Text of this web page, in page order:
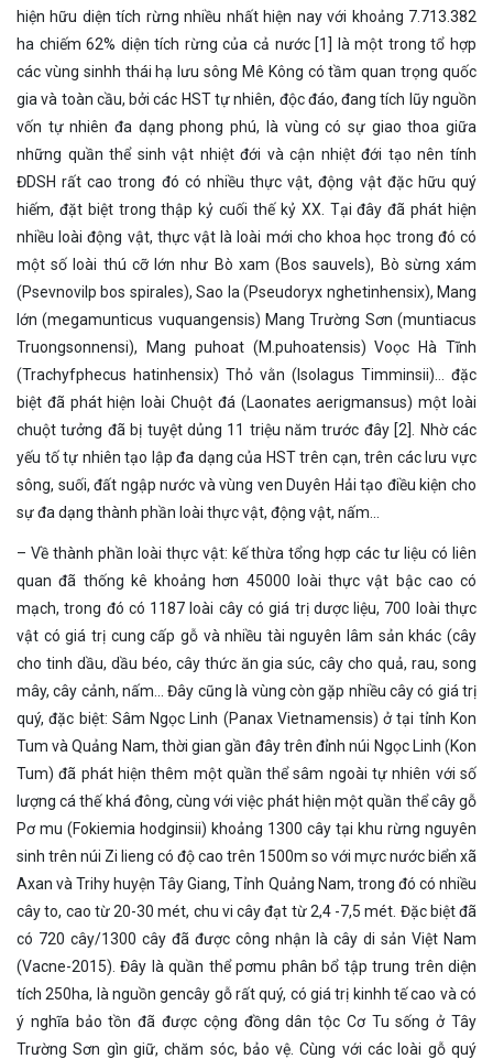
hiện hữu diện tích rừng nhiều nhất hiện nay với khoảng 7.713.382
ha chiếm 62% diện tích rừng của cả nước [1] là một trong tổ hợp
các vùng sinhh thái hạ lưu sông Mê Kông có tầm quan trọng quốc
gia và toàn cầu, bởi các HST tự nhiên, độc đáo, đang tích lũy nguồn
vốn tự nhiên đa dạng phong phú, là vùng có sự giao thoa giữa
những quần thể sinh vật nhiệt đới và cận nhiệt đới tạo nên tính
ĐDSH rất cao trong đó có nhiều thực vật, động vật đặc hữu quý
hiếm, đặt biệt trong thập kỷ cuối thế kỷ XX. Tại đây đã phát hiện
nhiều loài động vật, thực vật là loài mới cho khoa học trong đó có
một số loài thú cỡ lớn như Bò xam (Bos sauvels), Bò sừng xám
(Psevnovilp bos spirales), Sao la (Pseudoryx nghetinhensix), Mang
lớn (megamunticus vuquangensis) Mang Trường Sơn (muntiacus
Truongsonnensi), Mang puhoat (M.puhoatensis) Voọc Hà Tĩnh
(Trachyfphecus hatinhensix) Thỏ vằn (Isolagus Timminsii)… đặc
biệt đã phát hiện loài Chuột đá (Laonates aerigmansus) một loài
chuột tưởng đã bị tuyệt dủng 11 triệu năm trước đây [2]. Nhờ các
yếu tố tự nhiên tạo lập đa dạng của HST trên cạn, trên các lưu vực
sông, suối, đất ngập nước và vùng ven Duyên Hải tạo điều kiện cho
sự đa dạng thành phần loài thực vật, động vật, nấm…
– Về thành phần loài thực vật: kế thừa tổng hợp các tư liệu có liên
quan đã thống kê khoảng hơn 45000 loài thực vật bậc cao có
mạch, trong đó có 1187 loài cây có giá trị dược liệu, 700 loài thực
vật có giá trị cung cấp gỗ và nhiều tài nguyên lâm sản khác (cây
cho tinh dầu, dầu béo, cây thức ăn gia súc, cây cho quả, rau, song
mây, cây cảnh, nấm… Đây cũng là vùng còn gặp nhiều cây có giá trị
quý, đặc biệt: Sâm Ngọc Linh (Panax Vietnamensis) ở tại tỉnh Kon
Tum và Quảng Nam, thời gian gần đây trên đỉnh núi Ngọc Linh (Kon
Tum) đã phát hiện thêm một quần thể sâm ngoài tự nhiên với số
lượng cá thế khá đông, cùng với việc phát hiện một quần thể cây gỗ
Pơ mu (Fokiemia hodginsii) khoảng 1300 cây tại khu rừng nguyên
sinh trên núi Zi lieng có độ cao trên 1500m so với mực nước biển xã
Axan và Trihy huyện Tây Giang, Tỉnh Quảng Nam, trong đó có nhiều
cây to, cao từ 20-30 mét, chu vi cây đạt từ 2,4 -7,5 mét. Đặc biệt đã
có 720 cây/1300 cây đã được công nhận là cây di sản Việt Nam
(Vacne-2015). Đây là quần thể pơmu phân bổ tập trung trên diện
tích 250ha, là nguồn gencây gỗ rất quý, có giá trị kinhh tế cao và có
ý nghĩa bảo tồn đã được cộng đồng dân tộc Cơ Tu sống ở Tây
Trường Sơn gìn giữ, chăm sóc, bảo vệ. Cùng với các loài gỗ quý